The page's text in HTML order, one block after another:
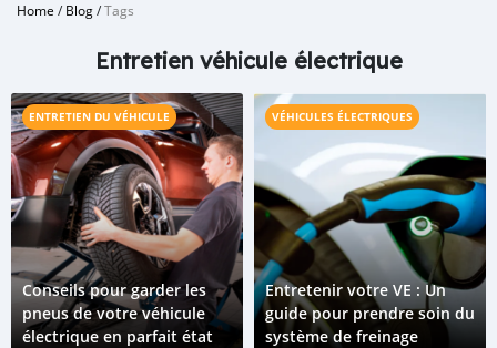
Home /Blog/Tags
Entretien véhicule électrique
ENTRETIEN DU VÉHICULE
Conseils pour garder les
pneus de votre véhicule
électrique en parfait état
VÉHICULES ÉLECTRIQUES
Entretenir votre VE : Un
guide pour prendre soin du
système de freinage